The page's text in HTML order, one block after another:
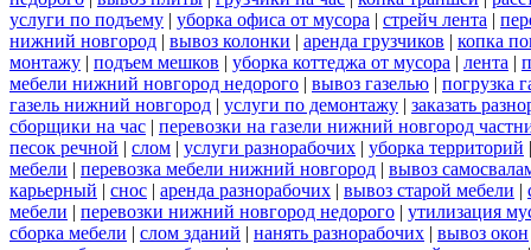
услуги по подъему | уборка офиса от мусора | стрейч лента |
нижний новгород | вывоз колонки | аренда грузчиков | копка
монтажу | подъем мешков | уборка коттеджа от мусора | лента |
мебели нижний новгород недорого | вывоз газелью | погрузка
газель нижний новгород | услуги по демонтажу | заказать
сборщики на час | перевозки на газели нижний новгород
песок речной | слом | услуги разнорабочих | уборка территорий
мебели | перевозка мебели нижний новгород | вывоз
карьерный | снос | аренда разнорабочих | вывоз старой мебели |
мебели | перевозки нижний новгород недорого | утилизация
сборка мебели | слом зданий | нанять разнорабочих | вывоз окон